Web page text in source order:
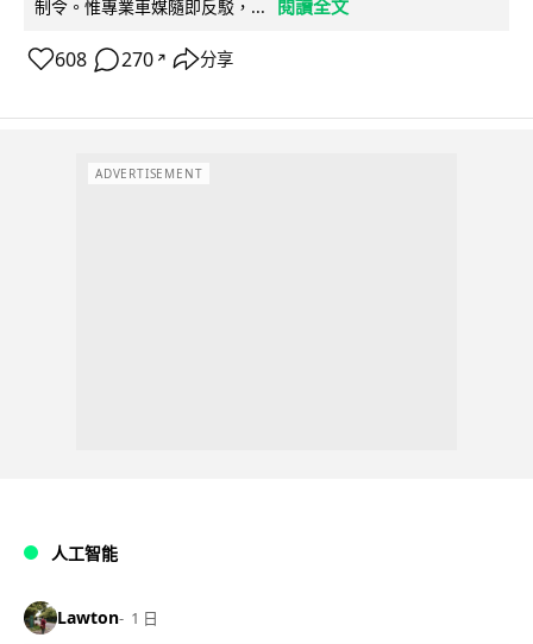
制令。惟專業車媒隨即反駁，...
閱讀全文
608 270 ↗ 分享
ADVERTISEMENT
人工智能
Lawton 1 日